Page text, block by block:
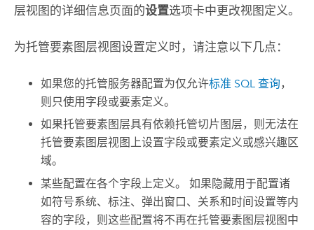
层视图的详细信息页面的设置选项卡中更改视图定义。
为托管要素图层视图设置定义时，请注意以下几点：
如果您的托管服务器配置为仅允许标准 SQL 查询，
则只使用字段或要素定义。
如果托管要素图层具有依赖托管切片图层，则无法在
托管要素图层视图上设置字段或要素定义或感兴趣区
域。
某些配置在各个字段上定义。 如果隐藏用于配置诸
如符号系统、标注、弹出窗口、关系和时间设置等内
容的字段，则这些配置将不再在托管要素图层视图中